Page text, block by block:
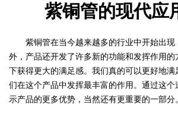
紫铜管的现代应
紫铜管在当今越来越多的行业中开始出现
外，产品还开发了许多新的功能和发挥作用的
下获得更大的满足感。我们真的可以更好地
们在这个产品中发挥最丰富的作用。通过这个
示产品的更多优势，当然还有更重要的一部分。